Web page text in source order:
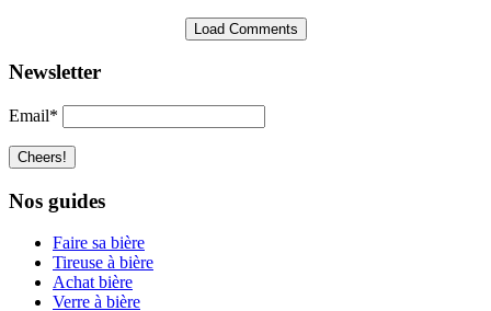
Load Comments
Newsletter
Email*
Nos guides
Faire sa bière
Tireuse à bière
Achat bière
Verre à bière